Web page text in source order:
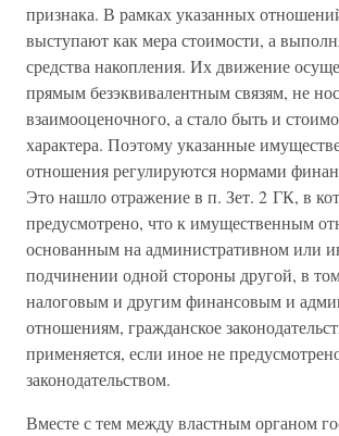
признака. В рамках указанных
выступают как мера стоимости, а
средства накопления. Их движение
прямым безэквивалентным связям, не
взаимооценочного, а стало быть и
характера. Поэтому указанные
отношения регулируются нормами
Это нашло отражение в п. Зет. 2 ГК, в
предусмотрено, что к имущественным
основанным на административном или
подчинении одной стороны другой, в
налоговым и другим финансовым и
отношениям, гражданское
применяется, если иное не
законодательством.
Вместе с тем между властным органом